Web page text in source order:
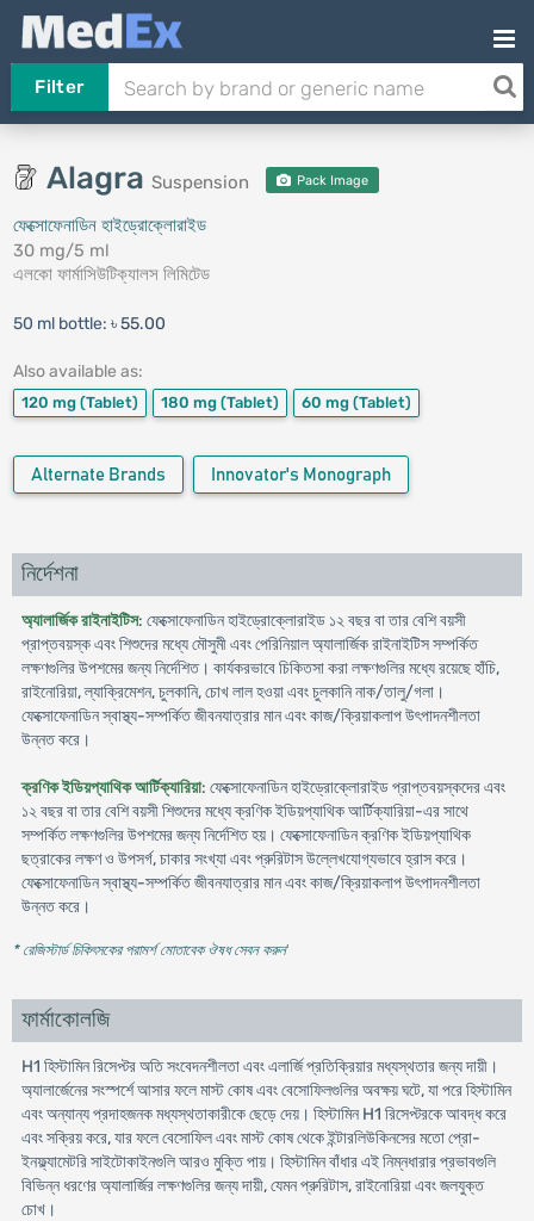
Filter
Alagra Suspension Pack Image
ফেক্সোফেনাডিন হাইড্রোক্লোরাইড
30 mg/5 ml
এলকো ফার্মাসিউটিক্যালস লিমিটেড
50 ml bottle: ৳ 55.00
Also available as:
120 mg (Tablet) 180 mg (Tablet) 60 mg (Tablet)
Alternate Brands Innovator's Monograph
নির্দেশনা
অ্যালার্জিক রাইনাইটিস: ফেক্সোফেনাডিন হাইড্রোক্লোরাইড ১২ বছর বা তার বেশি বয়সী
প্রাপ্তবয়স্ক এবং শিশুদের মধ্যে মৌসুমী এবং পেরিনিয়াল অ্যালার্জিক রাইনাইটিস সম্পর্কিত
লক্ষণগুলির উপশমের জন্য নির্দেশিত। কার্যকরভাবে চিকিতসা করা লক্ষণগুলির মধ্যে রয়েছে হাঁচি,
রাইনোরিয়া, ল্যাক্রিমেশন, চুলকানি, চোখ লাল হওয়া এবং চুলকানি নাক/তালু/গলা।
ফেক্সোফেনাডিন স্বাস্থ্য-সম্পর্কিত জীবনযাত্রার মান এবং কাজ/ক্রিয়াকলাপ উৎপাদনশীলতা
উন্নত করে।
ক্রণিক ইডিয়প্যাথিক আর্টিক্যারিয়া: ফেক্সোফেনাডিন হাইড্রোক্লোরাইড প্রাপ্তবয়স্কদের এবং
১২ বছর বা তার বেশি বয়সী শিশুদের মধ্যে ক্রণিক ইডিয়প্যাথিক আর্টিক্যারিয়া-এর সাথে
সম্পর্কিত লক্ষণগুলির উপশমের জন্য নির্দেশিত হয়। ফেক্সোফেনাডিন ক্রণিক ইডিয়প্যাথিক
ছত্রাকের লক্ষণ ও উপসর্গ, চাকার সংখ্যা এবং প্রুরিটাস উল্লেখযোগ্যভাবে হ্রাস করে।
ফেক্সোফেনাডিন স্বাস্থ্য-সম্পর্কিত জীবনযাত্রার মান এবং কাজ/ক্রিয়াকলাপ উৎপাদনশীলতা
উন্নত করে।
* রেজিস্টার্ড চিকিৎসকের পরামর্শ মোতাবেক ঔষধ সেবন করুন'
ফার্মাকোলজি
H1 হিস্টামিন রিসেপ্টর অতি সংবেদনশীলতা এবং এলার্জি প্রতিক্রিয়ার মধ্যস্থতার জন্য দায়ী।
অ্যালার্জেনের সংস্পর্শে আসার ফলে মাস্ট কোষ এবং বেসোফিলগুলির অবক্ষয় ঘটে, যা পরে হিস্টামিন
এবং অন্যান্য প্রদাহজনক মধ্যস্থতাকারীকে ছেড়ে দেয়। হিস্টামিন H1 রিসেপ্টরকে আবদ্ধ করে
এবং সক্রিয় করে, যার ফলে বেসোফিল এবং মাস্ট কোষ থেকে ইন্টারলিউকিনসের মতো প্রো-
ইনফ্ল্যামেটরি সাইটোকাইনগুলি আরও মুক্তি পায়। হিস্টামিন বাঁধার এই নিম্নধারার প্রভাবগুলি
বিভিন্ন ধরণের অ্যালার্জির লক্ষণগুলির জন্য দায়ী, যেমন প্রুরিটাস, রাইনোরিয়া এবং জলযুক্ত
চোখ।